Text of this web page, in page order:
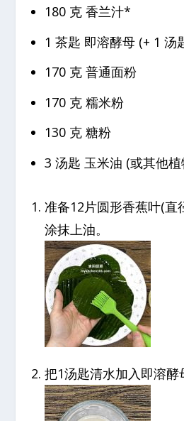
180 克 香兰汁*
1 茶匙 即溶酵母 (+ 1 汤
170 克 普通面粉
170 克 糯米粉
130 克 糖粉
3 汤匙 玉米油 (或其他
准备12片圆形香蕉叶(直
涂抹上油。
把1汤匙清水加入即溶酵